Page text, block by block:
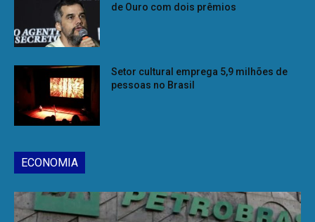
de Ouro com dois prêmios
Setor cultural emprega 5,9 milhões de
pessoas no Brasil
ECONOMIA